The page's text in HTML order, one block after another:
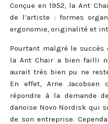
Conçue en 1952, la Ant
de l’artiste : formes
ergonomie, originalité et
Pourtant malgré le succès
la Ant Chair a bien failli
aurait très bien pu ne
En effet, Arne Jacobsen
répondre à la demande
danoise Novo Nordisk qui
de son entreprise.